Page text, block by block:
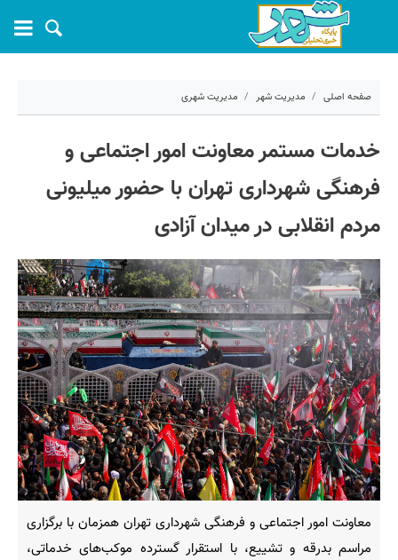
صفحه اصلی مدیریت شهر مدیریت شهری
خدمات مستمر معاونت امور اجتماعی و
فرهنگی شهرداری تهران با حضور میلیونی
مردم انقلابی در میدان آزادی
معاونت امور اجتماعی و فرهنگی شهرداری تهران همزمان با برگزاری
مراسم بدرقه و تشییع، با استقرار گسترده موکب‌های خدماتی،